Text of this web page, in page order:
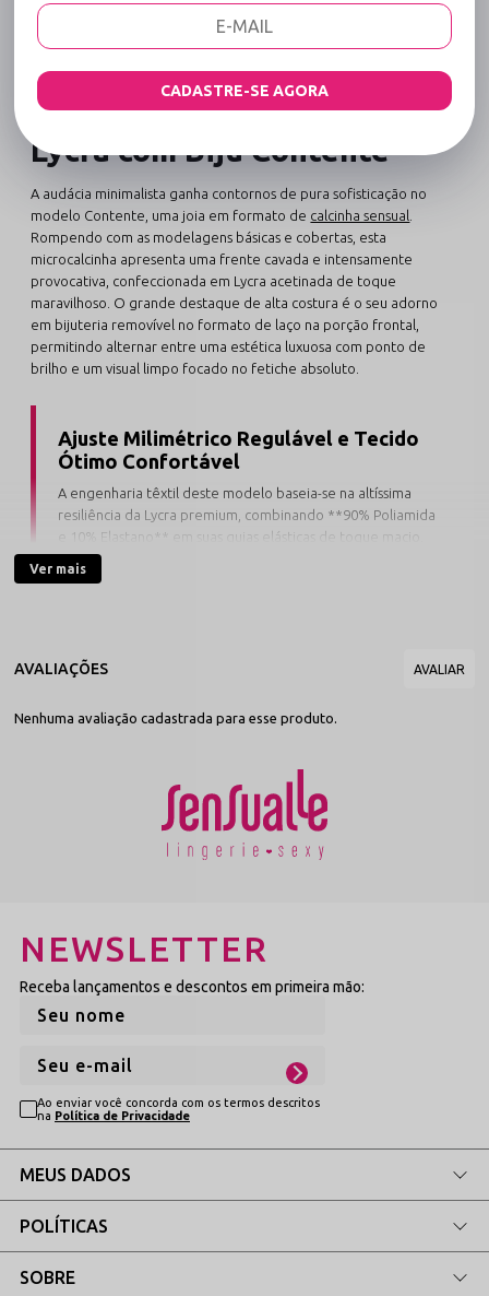
DESCRIÇÃO COMPLETA
Calcinha Fio Dental em
Lycra com Biju Contente
A audácia minimalista ganha contornos de pura sofisticação no
modelo Contente, uma joia em formato de calcinha sensual
Rompendo com as modelagens básicas e cobertas, esta
microcalcinha apresenta uma frente cavada e intensamente
provocativa, confeccionada em Lycra acetinada de toque
maravilhoso. O grande destaque de alta costura é o seu adorno
em bijuteria removível no formato de laço na porção frontal,
permitindo alternar entre uma estética luxuosa com ponto de
brilho e um visual limpo focado no fetiche absoluto.
Ajuste Milimétrico Regulável e Tecido
Ótimo Confortável
A engenharia têxtil deste modelo baseia-se na altíssima
resiliência da Lycra premium, combinando **90% Poliamida
e 10% Elastano** em suas guias elásticas de toque macio.
O sistema de
finos nas laterais, permitindo calibrar o cós
A densidade nobre do tecido elástico oferece uma regulação
desenha e valoriza o contorno do bumbum de forma escultural,
sumindo completamente sob saias, vestidos ou calças justas com
efeito de marcação zero absoluta. É a união exata entre o design
arrojado e a praticidade de uma bijuteria de laço que pode ser
Seu Magnetismo
solidez visual, ideais para gerar contrastes monumentais com a
Tons Fatais (Preto e Vermelho)
Enquanto o tom preto chique exala elegância e mistério
noturno, o vermelho fatal confere um visual repleto de
Ver Modelos de Calcinhas
Ver mais
Nenhuma avaliação cadastrada para esse produto.
NEWSLETTER
Receba lançamentos e descontos em primeira mão:
Ao enviar você concorda com os termos descritos
na Política de Privacidade
MEUS DADOS
POLÍTICAS
SOBRE
CADASTRE-SE AGORA